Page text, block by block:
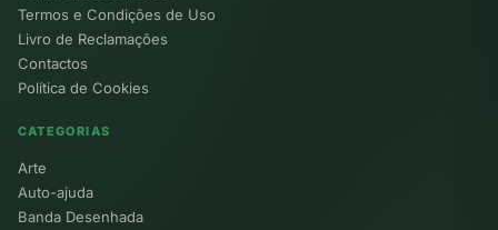
Termos e Condições de Uso
Livro de Reclamações
Contactos
Política de Cookies
CATEGORIAS
Arte
Auto-ajuda
Banda Desenhada